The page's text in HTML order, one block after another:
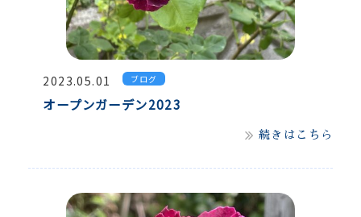
2023.05.01 ブログ
オープンガーデン2023
続きはこちら